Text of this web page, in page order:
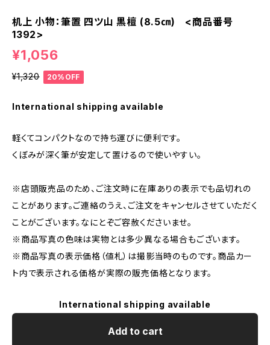
机上 小物：筆置 四ツ山 黒檀 (8.5㎝) <商品番号
1392>
¥1,056
¥1,320 20%OFF
International shipping available
軽くてコンパクトなので持ち運びに便利です。
くぼみが深く筆が安定して置けるので使いやすい。
※店頭販売品のため、ご注文時に在庫ありの表示でも品切れの
ことがあります。ご連絡のうえ、ご注文をキャンセルさせていただく
ことがございます。なにとぞご容赦くださいませ。
※商品写真の色味は実物とは多少異なる場合もございます。
※商品写真の表示価格（値札）は撮影当時のものです。商品カー
ト内で表示される価格が実際の販売価格となります。
International shipping available
Add to cart